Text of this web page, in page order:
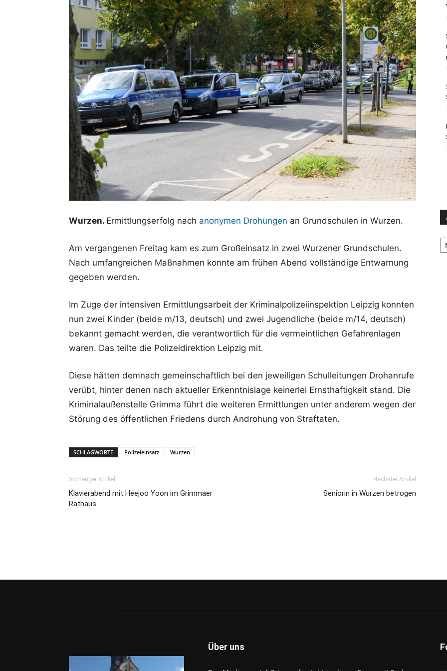
Wurzen. Ermittlungserfolg nach anonymen Drohungen an Grundschulen in Wurzen.
Am vergangenen Freitag kam es zum Großeinsatz in zwei Wurzener Grundschulen.
Nach umfangreichen Maßnahmen konnte am frühen Abend vollständige Entwarnung
gegeben werden.
Im Zuge der intensiven Ermittlungsarbeit der Kriminalpolizeiinspektion Leipzig konnten
nun zwei Kinder (beide m/13, deutsch) und zwei Jugendliche (beide m/14, deutsch)
bekannt gemacht werden, die verantwortlich für die vermeintlichen Gefahrenlagen
waren. Das teilte die Polizeidirektion Leipzig mit.
Diese hätten demnach gemeinschaftlich bei den jeweiligen Schulleitungen Drohanrufe
verübt, hinter denen nach aktueller Erkenntnislage keinerlei Ernsthaftigkeit stand. Die
Kriminalaußenstelle Grimma führt die weiteren Ermittlungen unter anderem wegen der
Störung des öffentlichen Friedens durch Androhung von Straftaten.
SCHLAGWORTE Polizeieinsatz Wurzen
Vorheriger Artikel
Klavierabend mit Heejoo Yoon im Grimmaer
Rathaus
Nächster Artikel
Seniorin in Wurzen betrogen
Über uns